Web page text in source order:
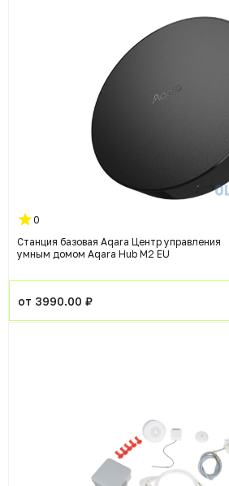
0
Станция базовая Aqara Центр управления
умным домом Aqara Hub M2 EU
от 3990.00 ₽